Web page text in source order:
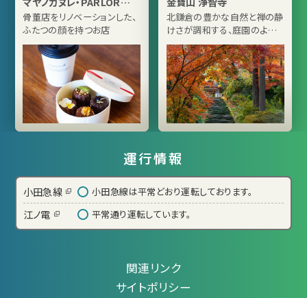
ROOM
骨董店をリノベーションした、
ふたつの顔を持つお店
北鎌倉の豊かな自然と禅の静
けさが調和する、庭園のよう
な禅寺
運行情報
小田急線 小田急線は平常どおり運転しております。
江ノ電 平常通り運転しています。
関連リンク
サイトポリシー